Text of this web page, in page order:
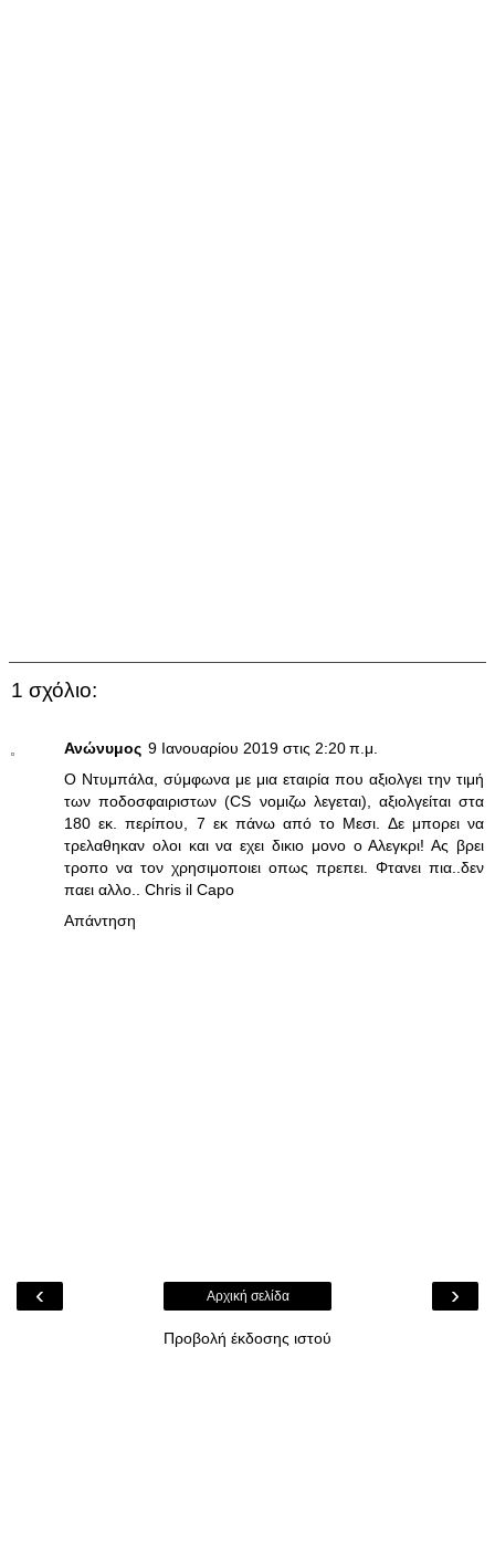
1 σχόλιο:
Ανώνυμος 9 Ιανουαρίου 2019 στις 2:20 π.μ.
Ο Ντυμπάλα, σύμφωνα με μια εταιρία που αξιολγει την τιμή
των ποδοσφαιριστων (CS νομιζω λεγεται), αξιολγείται στα
180 εκ. περίπου, 7 εκ πάνω από το Μεσι. Δε μπορει να
τρελαθηκαν ολοι και να εχει δικιο μονο ο Αλεγκρι! Ας βρει
τροπο να τον χρησιμοποιει οπως πρεπει. Φτανει πια..δεν
παει αλλο.. Chris il Capo
Απάντηση
‹ ›
Αρχική σελίδα
Προβολή έκδοσης ιστού